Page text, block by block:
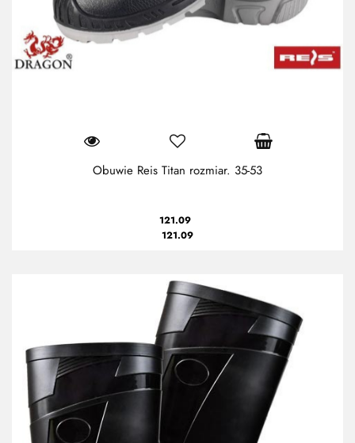
Obuwie Reis Titan rozmiar. 35-53
121.09
121.09